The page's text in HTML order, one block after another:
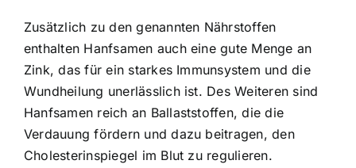
Zusätzlich zu den genannten Nährstoffen
enthalten Hanfsamen auch eine gute Menge an
Zink, das für ein starkes Immunsystem und die
Wundheilung unerlässlich ist. Des Weiteren sind
Hanfsamen reich an Ballaststoffen, die die
Verdauung fördern und dazu beitragen, den
Cholesterinspiegel im Blut zu regulieren.